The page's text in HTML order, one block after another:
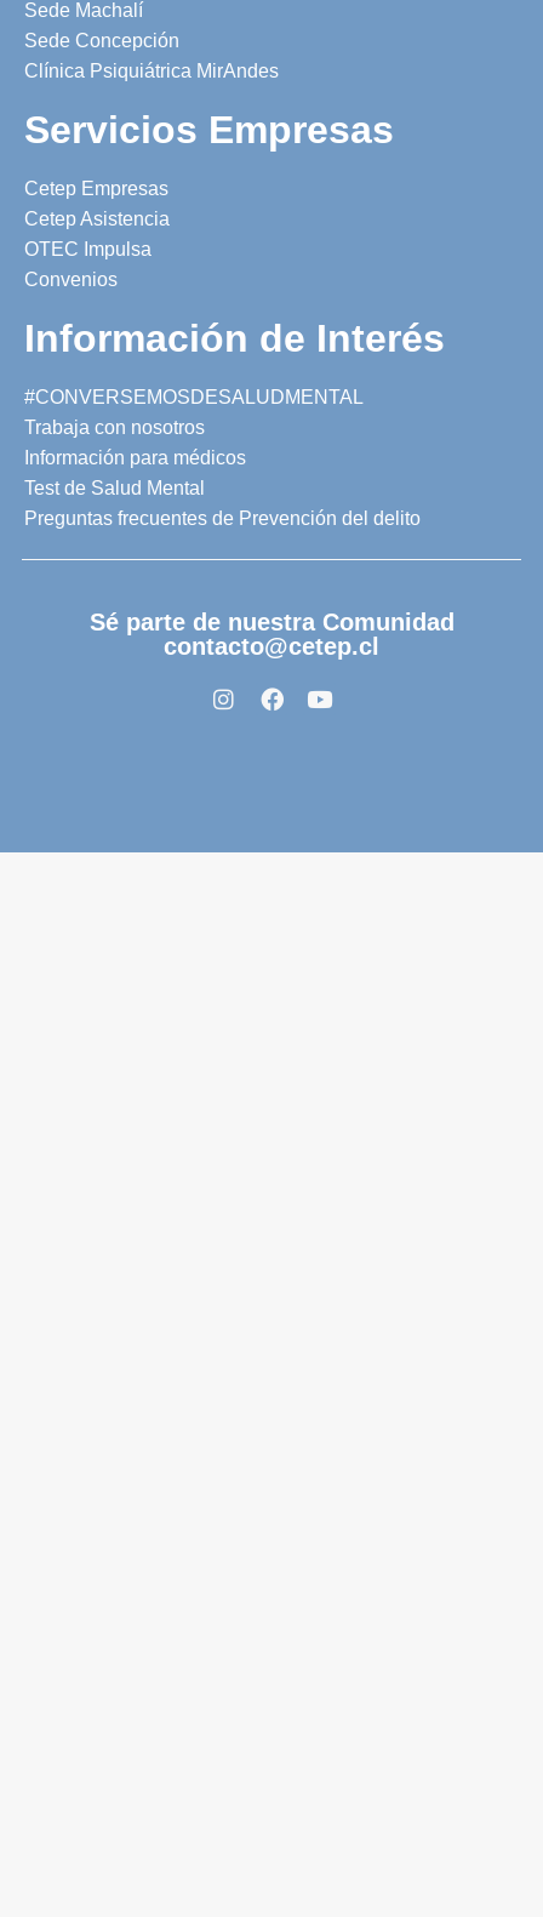
Sede Machalí
Sede Concepción
Clínica Psiquiátrica MirAndes
Servicios Empresas
Cetep Empresas
Cetep Asistencia
OTEC Impulsa
Convenios
Información de Interés
#CONVERSEMOSDESALUDMENTAL
Trabaja con nosotros
Información para médicos
Test de Salud Mental
Preguntas frecuentes de Prevención del delito
Sé parte de nuestra Comunidad
contacto@cetep.cl